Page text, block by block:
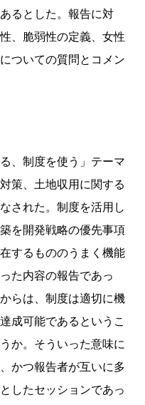
るとした。報告に対
、脆弱性の定義、女性
ついての質問とコメン
、制度を使う」テーマ
策、土地収用に関する
された。制度を活用し
を開発戦略の優先事項
するもののうまく機能
た内容の報告であっ
らは、制度は適切に機
成可能であるというこ
か。そういった意味に
かつ報告者が互いに多
したセッションであっ